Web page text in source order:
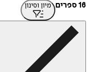
16 ספרים מיון וסינון